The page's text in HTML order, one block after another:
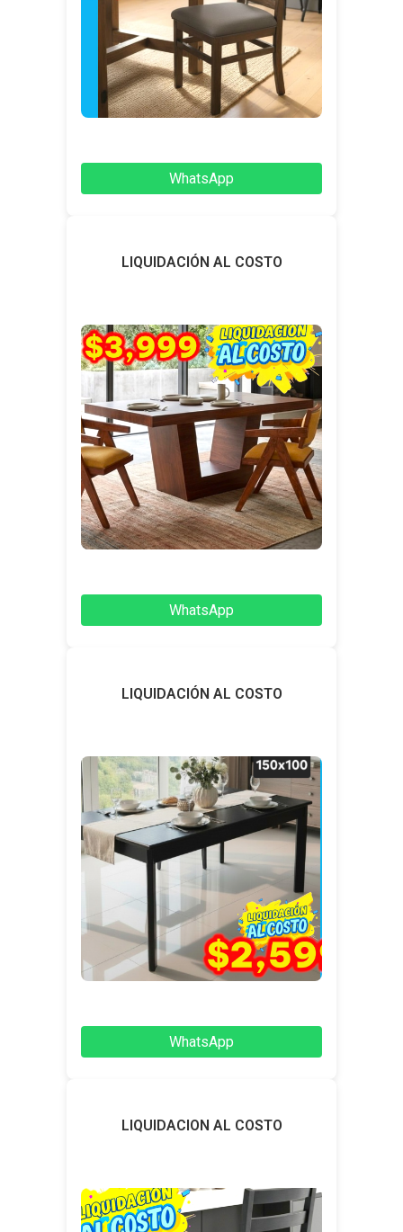
WhatsApp
LIQUIDACIÓN AL COSTO
WhatsApp
LIQUIDACIÓN AL COSTO
WhatsApp
LIQUIDACION AL COSTO